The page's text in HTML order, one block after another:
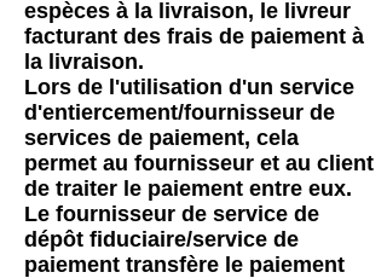
espèces à la livraison, le livreur
facturant des frais de paiement à
la livraison.
Lors de l'utilisation d'un service
d'entiercement/fournisseur de
services de paiement, cela
permet au fournisseur et au client
de traiter le paiement entre eux.
Le fournisseur de service de
dépôt fiduciaire/service de
paiement transfère le paiement